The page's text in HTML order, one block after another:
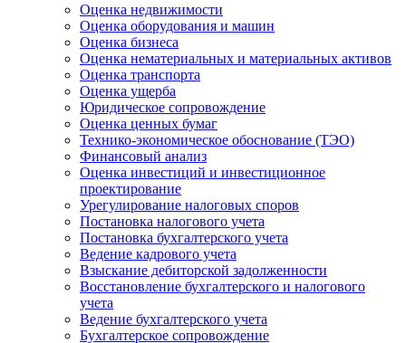
Оценка недвижимости
Оценка оборудования и машин
Оценка бизнеса
Оценка нематериальных и материальных активов
Оценка транспорта
Оценка ущерба
Юридическое сопровождение
Оценка ценных бумаг
Технико-экономическое обоснование (ТЭО)
Финансовый анализ
Оценка инвестиций и инвестиционное
проектирование
Урегулирование налоговых споров
Постановка налогового учета
Постановка бухгалтерского учета
Ведение кадрового учета
Взыскание дебиторской задолженности
Восстановление бухгалтерского и налогового
учета
Ведение бухгалтерского учета
Бухгалтерское сопровождение